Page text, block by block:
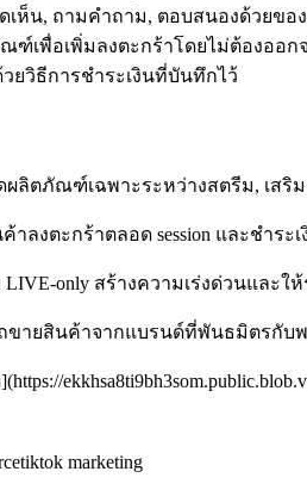
เห็น, ถามคำถาม, ตอบสนองด้วยขอ
ฑ์เพื่อเพิ่มลงตะกร้าโดยไม่ต้องออก
วยวิธีการชำระเงินที่บันทึกไว้
ลิตภัณฑ์เฉพาะระหว่างสตรีม, เสริ
ลงตะกร้าตลอด session และชำระ
only สร้างความเร่งด่วนและใ
ขายสินค้าจากแบรนด์ที่พันธมิตรกับ
tiktok marketing